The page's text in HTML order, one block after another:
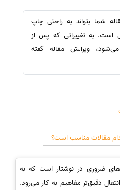
شما بتواند به راحتی چاپ
است. به تغییراتی که پس از
می‌شود، ویرایش مقاله گفته
مقالات مناسب است؟
ضروری در نوشتار است که به
دقیق‌تر مفاهیم به کار می‌رود.